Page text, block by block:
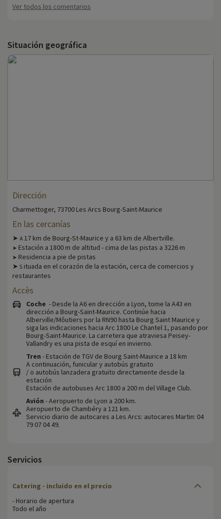
Ver todos los comentarios
Situación geográfica
Dirección
Charmettoger, 73700 Les Arcs Bourg-Saint-Maurice
En las cercanías
➤ A 17 km de Bourg-St-Maurice y a 63 km de Albertville.
➤ Estación a 1800 m de altitud - cima de las pistas a 3226 m
➤ Residencia a pie de pistas
➤ S ituada en el corazón de la estación, cerca de comercios y
restaurantes
Accès
Coche - Desde la A6 en dirección a Lyon, tome la A43 en
dirección a Bourg-Saint-Maurice. Continúe hacia
Alberville/Môutiers por la RN90 hasta Bourg Saint Maurice y
siga las indicaciones hacia Arc 1800 Le Chantel 1, pasando por
Bourg-Saint-Maurice. La carretera que atraviesa Peisey-
Vallandry es una pista de esquí en invierno.
Tren - Estación de TGV de Bourg Saint-Maurice a 18 km
A continuación, funicular y autobús gratuito
/ o autobús lanzadera gratuito directamente desde la
estación
Estación de autobuses Arc 1800 a 200 m del Village Club.
Avión - Aeropuerto de Lyon a 200 km.
Aeropuerto de Chambéry a 121 km.
Servicio diario de autocares a Les Arcs: autocares Martin: 04
79 07 04 49.
Servicios
Catering - incluido en el precio
- Horario de apertura
Todo el año